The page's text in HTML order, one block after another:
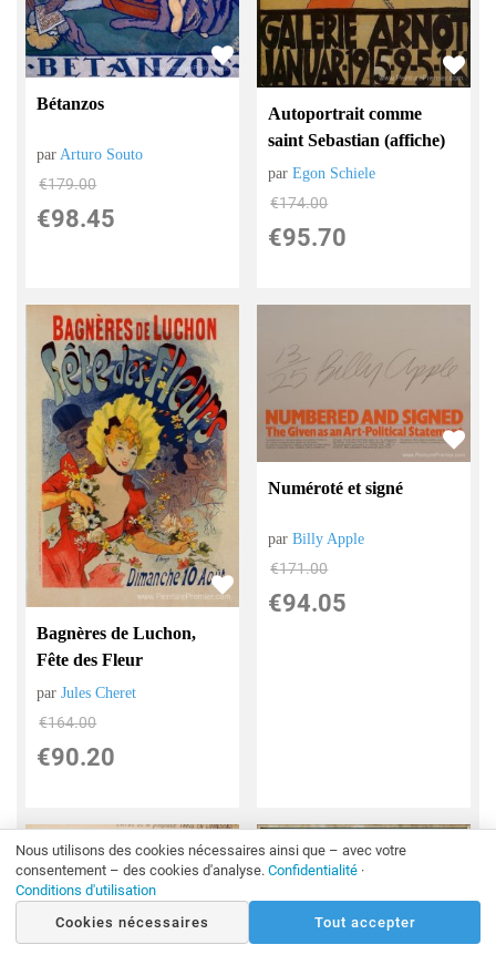
Bétanzos
par Arturo Souto
€179.00
€98.45
Autoportrait comme
saint Sebastian (affiche)
parEgon Schiele
€174.00
€95.70
Bagnères de Luchon,
Fête des Fleur
parJules Cheret
€164.00
€90.20
Numéroté et signé
parBilly Apple
€171.00
€94.05
Nous utilisons des cookies nécessaires ainsi que – avec votre
consentement – des cookies d'analyse. Confidentialité ·
Conditions d'utilisation
Cookies nécessaires
Tout accepter